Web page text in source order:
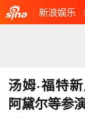
新浪娱乐
汤姆·福特
阿黛尔等参